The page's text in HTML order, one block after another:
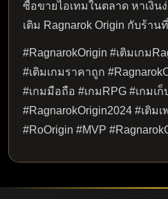
ซื้อขายไอเทมในตลาด หาเงิน
เติม Ragnarok Origin กับร้าน
#RagnarokOrigin #เติมเกม
#เติมเกมราคาถูก
#เกมมือถือ #เกมRPG #เกมเก็
#RagnarokOrigin2024 #เติม
#RoOrigin #MVP